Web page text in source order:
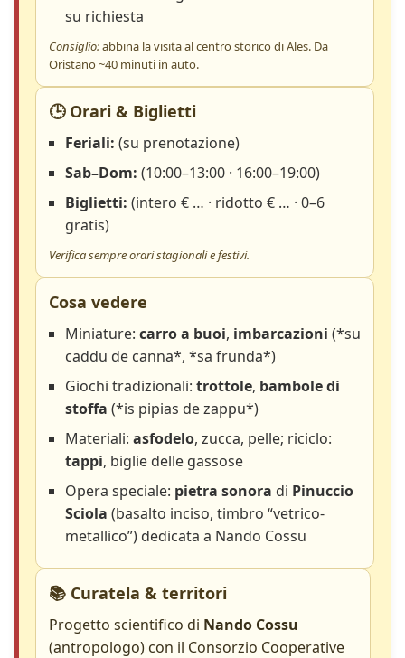
su richiesta
Consiglio:abbina la visita al centro storico di Ales. Da
Oristano ~40 minuti in auto.
🕒 Orari & Biglietti
Feriali: (su prenotazione)
Sab–Dom: (10:00–13:00 · 16:00–19:00)
Biglietti: (intero € … · ridotto € … · 0–6
gratis)
Verifica sempre orari stagionali e festivi.
Cosa vedere
Miniature: carro a buoi, imbarcazioni (*su
caddu de canna*, *sa frunda*)
Giochi tradizionali: trottole, bambole di
stoffa (*is pipias de zappu*)
Materiali: asfodelo, zucca, pelle; riciclo:
tappi, biglie delle gassose
Opera speciale: pietra sonora di Pinuccio
Sciola (basalto inciso, timbro “vetrico-
metallico”) dedicata a Nando Cossu
📚 Curatela & territori
Progetto scientifico di Nando Cossu
(antropologo) con il Consorzio Cooperative